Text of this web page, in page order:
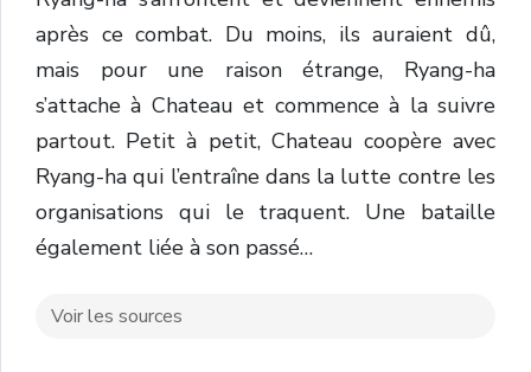
après ce combat. Du moins, ils auraient dû,
mais pour une raison étrange, Ryang-ha
s’attache à Chateau et commence à la suivre
partout. Petit à petit, Chateau coopère avec
Ryang-ha qui l’entraîne dans la lutte contre les
organisations qui le traquent. Une bataille
également liée à son passé…
Voir les sources